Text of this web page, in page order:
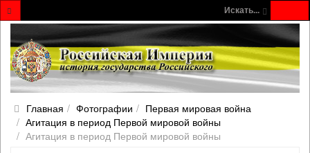
Искать...
Главная Фотографии
Первая мировая война
Агитация в период Первой мировой войны
Агитация в период Первой мировой войны